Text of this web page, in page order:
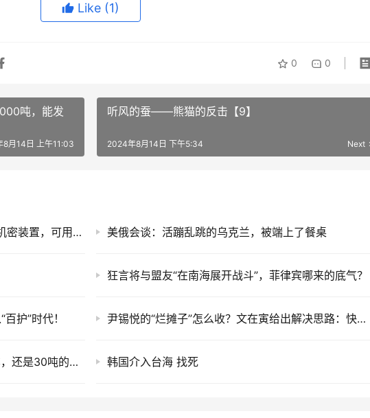
Like (1)
0 0
吨，能发
8月14日 上午11:03
听风的蚕——熊猫的反击【9】
Next
2024年8月14日 下午5:34
关键装备落入美手？菲宣称捕获中国机密装置，可用来监视关岛美军 美俄会谈：活蹦乱跳的乌克兰，被端上了餐桌
狂言将与盟友“在南海展开战斗”，菲律宾哪来的底气？
护”时代！ 尹锡悦的“烂摊子”怎么收？文在寅给出解决思路：快请中国来救场
岛内的自研武器，是“黑熊”105炮战车，还是30吨的装甲“废物” 韩国介入台海 找死